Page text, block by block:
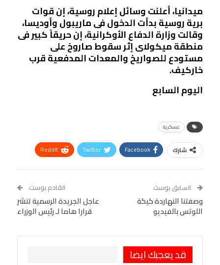
ميدانيا، أعلنت وسائل إعلام روسية، إن قوات
برية روسية بدأت الدخول فى ماريبول وأوديسا،
وقالت وزارة الدفاع الأوكرانية، إن حريقاً كبير فى
منطقة ميكولاى إثر سقوط صاروخ على
مستودع للصواريخ والمعدات المدفعية قرب
خاركيف.
اليوم السابع
عسكرية
شارك Facebook
Twitter
ReddIt
Tumblr
البريد الإلكتروني
StumbleUpon
VK
Digg
BlackBerry
Viber
السابق بوست
وصفتنا النهاردة كيكة
اللوتس بالفيديو
القادم بوست
عاجل الجريدة الرسمية تنشر
قرارا هاما لـ رئيس الوزراء
قد يعجبك ايضا